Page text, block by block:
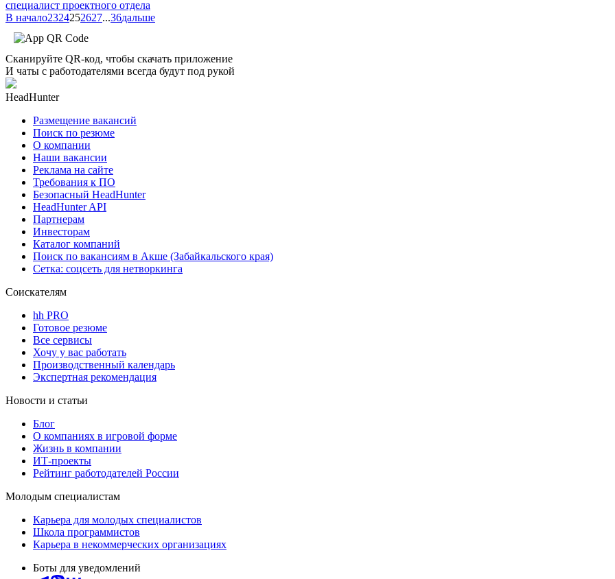
специалист проектного отдела
В начало2324252627...36дальше
Сканируйте QR-код, чтобы скачать приложение
И чаты с работодателями всегда будут под рукой
HeadHunter
Размещение вакансий
Поиск по резюме
О компании
Наши вакансии
Реклама на сайте
Требования к ПО
Безопасный HeadHunter
HeadHunter API
Партнерам
Инвесторам
Каталог компаний
Поиск по вакансиям в Акше (Забайкальского края)
Сетка: соцсеть для нетворкинга
Соискателям
hh PRO
Готовое резюме
Все сервисы
Хочу у вас работать
Производственный календарь
Экспертная рекомендация
Новости и статьи
Блог
О компаниях в игровой форме
Жизнь в компании
ИТ-проекты
Рейтинг работодателей России
Молодым специалистам
Карьера для молодых специалистов
Школа программистов
Карьера в некоммерческих организациях
Боты для уведомлений